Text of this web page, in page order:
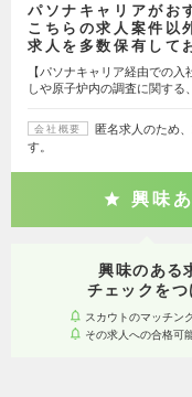
パソナキャリアがお
こちらの求人案件以
求人を多数保有して
【パソナキャリア経由での
しや原子炉内の調査に関する
会社概要
匿名求人のため
す。
興味
興味のある
チェックを
スカウトのマッチン
その求人への合格可